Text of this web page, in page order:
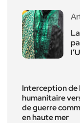
Interception
humanitaire
de guerre
en haute mer